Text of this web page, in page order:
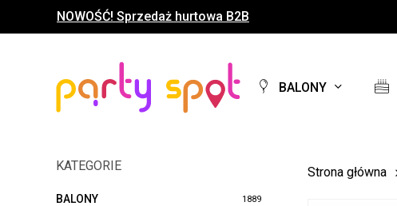
NOWOŚĆ! Sprzedaż hurtowa B2B
BALONY
KATEGORIE
BALONY 1889
Strona główna